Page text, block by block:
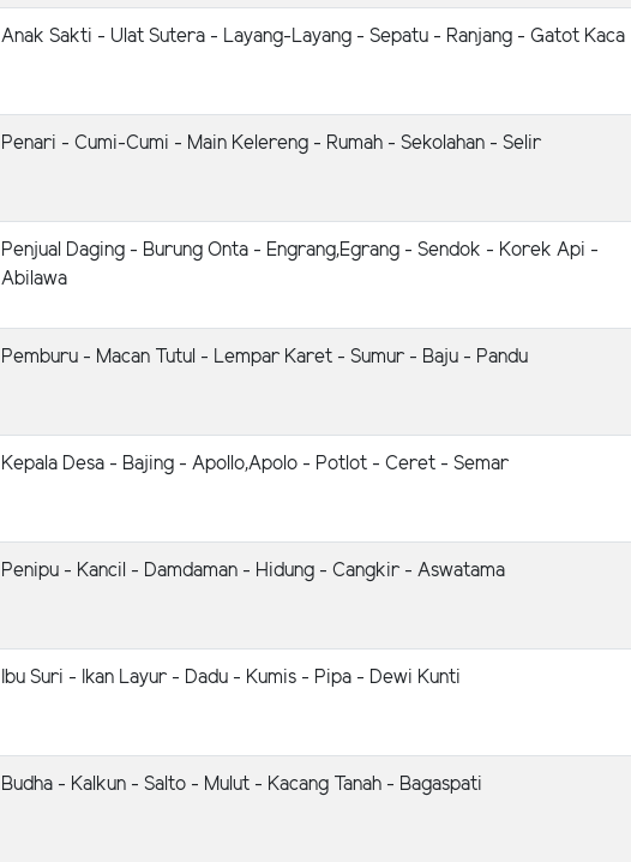
Anak Sakti - Ulat Sutera - Layang-Layang - Sepatu - Ranjang - Gatot Kaca
Penari - Cumi-Cumi - Main Kelereng - Rumah - Sekolahan - Selir
Penjual Daging - Burung Onta - Engrang,Egrang - Sendok - Korek Api -
Abilawa
Pemburu - Macan Tutul - Lempar Karet - Sumur - Baju - Pandu
Kepala Desa - Bajing - Apollo,Apolo - Potlot - Ceret - Semar
Penipu - Kancil - Damdaman - Hidung - Cangkir - Aswatama
Ibu Suri - Ikan Layur - Dadu - Kumis - Pipa - Dewi Kunti
Budha - Kalkun - Salto - Mulut - Kacang Tanah - Bagaspati